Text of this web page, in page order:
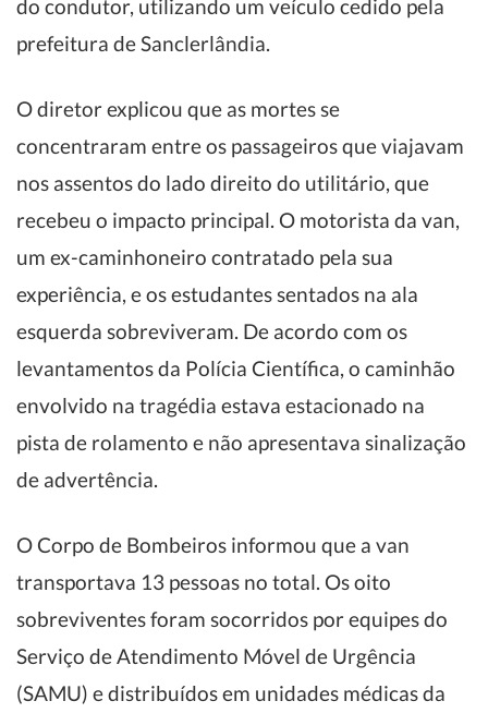
do condutor, utilizando um veículo cedido pela
prefeitura de Sanclerlândia.
O diretor explicou que as mortes se
concentraram entre os passageiros que viajavam
nos assentos do lado direito do utilitário, que
recebeu o impacto principal. O motorista da van,
um ex-caminhoneiro contratado pela sua
experiência, e os estudantes sentados na ala
esquerda sobreviveram. De acordo com os
levantamentos da Polícia Científica, o caminhão
envolvido na tragédia estava estacionado na
pista de rolamento e não apresentava sinalização
de advertência.
O Corpo de Bombeiros informou que a van
transportava 13 pessoas no total. Os oito
sobreviventes foram socorridos por equipes do
Serviço de Atendimento Móvel de Urgência
(SAMU) e distribuídos em unidades médicas da